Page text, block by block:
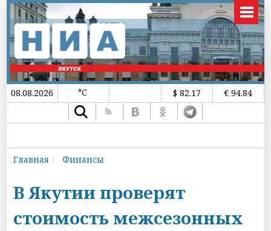
08.08.2026 °C $ 82.17 € 94.84
Главная Финансы
В Якутии проверят
стоимость межсезонных